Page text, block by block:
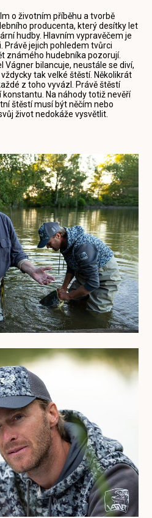
o životním příběhu a tvorbě
producenta, který desítky let
hudby. Hlavním vypravěčem je
Právě jejich pohledem tvůrci
známého hudebníka pozorují.
Vágner bilancuje, neustále se diví,
tak velké štěstí. Několikrát
z toho vyvázl. Právě štěstí
Na náhody totiž nevěří
štěstí musí být něčím nebo
život nedokáže vysvětlit.